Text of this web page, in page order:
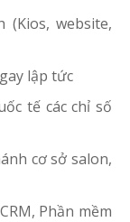
website,
lập tức
tế các chỉ số
cơ sở salon,
Phần mềm